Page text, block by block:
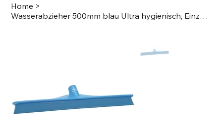
Home >
Wasserabzieher 500mm blau Ultra hygienisch, Einzellippe PP, Lebensmittelkonform